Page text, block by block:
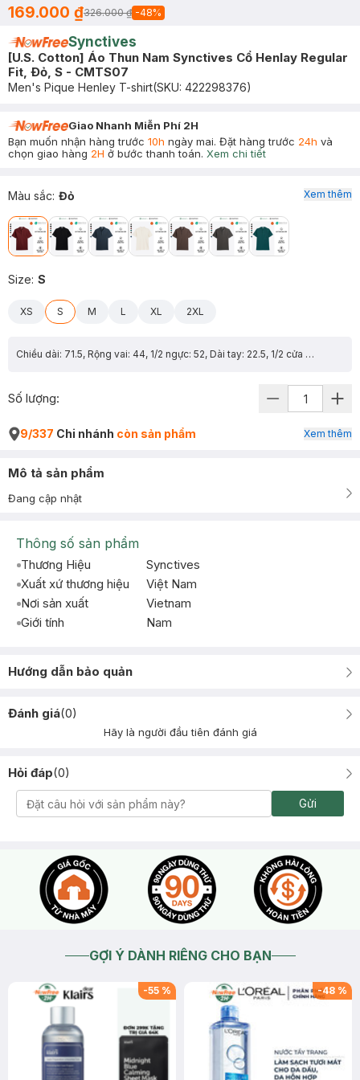
169.000 ₫326.000 ₫ -48%
Synctives
[U.S. Cotton] Áo Thun Nam Synctives Cổ Henlay Regular
Fit, Ðỏ, S - CMTS07
Men's Pique Henley T-shirt(SKU: 422298376)
Giao Nhanh Miễn Phí 2H
Bạn muốn nhận hàng trước 10h ngày mai. Đặt hàng trước 24h và
chọn giao hàng 2H ở bước thanh toán. Xem chi tiết
Màu sắc: Đỏ
Size: S
XS S M L XL 2XL
Chiều dài: 71.5, Rộng vai: 44, 1/2 ngực: 52, Dài tay: 22.5, 1/2 cửa tay: 16
Xem thêm
Số lượng:
9/337 Chi nhánh còn sản phẩm Xem thêm
Mô tả sản phẩm
Đang cập nhật
Thông số sản phẩm
Thương Hiệu
Synctives
Xuất xứ thương hiệu
Việt Nam
Nơi sản xuất
Vietnam
Giới tính
Nam
Hướng dẫn bảo quản
Đánh giá(0)
Hãy là người đầu tiên đánh giá
Hỏi đáp(0)
Gửi
GỢI Ý DÀNH RIÊNG CHO BẠN
-55 % -48 %